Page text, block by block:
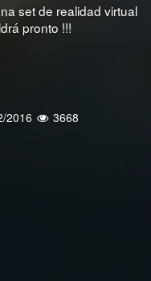
set de realidad virtual
pronto !!!
2016 3668